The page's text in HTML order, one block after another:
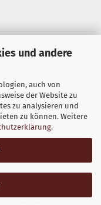
und andere
auch von
der Website zu
zu analysieren und
zu können. Weitere
.
von unterschiedlichen